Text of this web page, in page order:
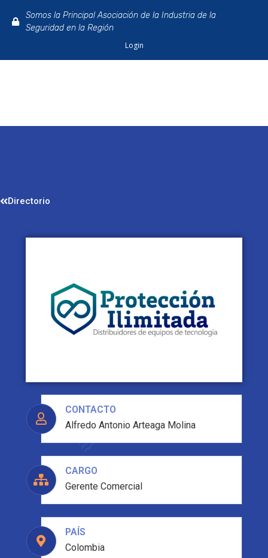
Somos la Principal Asociación de la Industria de la
Seguridad en la Región
Login
Directorio
CONTACTO
Alfredo Antonio Arteaga Molina
CARGO
Gerente Comercial
PAÍS
Colombia